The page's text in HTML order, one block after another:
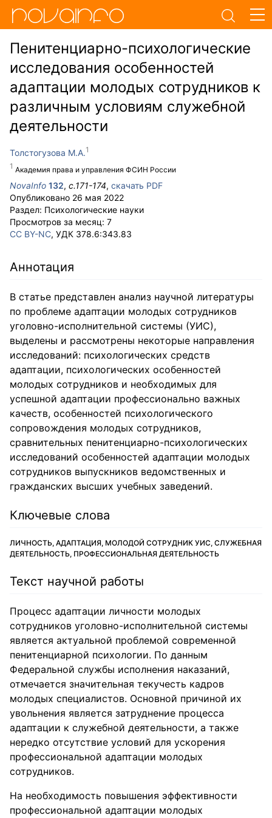
Пенитенциарно-психологические
исследования особенностей
адаптации молодых сотрудников к
различным условиям служебной
деятельности
Толстогузова М.А.
Академия права и управления ФСИН России
NovaInfo 132, с.171-174, скачать PDF
Опубликовано 26 мая 2022
Раздел: Психологические науки
Просмотров за месяц: 7
CC BY-NC, УДК 378.6:343.83
Аннотация
В статье представлен анализ научной литературы
по проблеме адаптации молодых сотрудников
уголовно-исполнительной системы (УИС),
выделены и рассмотрены некоторые направления
исследований: психологических средств
адаптации, психологических особенностей
молодых сотрудников и необходимых для
успешной адаптации профессионально важных
качеств, особенностей психологического
сопровождения молодых сотрудников,
сравнительных пенитенциарно-психологических
исследований особенностей адаптации молодых
сотрудников выпускников ведомственных и
гражданских высших учебных заведений.
Ключевые слова
ЛИЧНОСТЬ, АДАПТАЦИЯ, МОЛОДОЙ СОТРУДНИК УИС, СЛУЖЕБНАЯ
ДЕЯТЕЛЬНОСТЬ, ПРОФЕССИОНАЛЬНАЯ ДЕЯТЕЛЬНОСТЬ
Текст научной работы
Процесс адаптации личности молодых
сотрудников уголовно-исполнительной системы
является актуальной проблемой современной
пенитенциарной психологии. По данным
Федеральной службы исполнения наказаний,
отмечается значительная текучесть кадров
молодых специалистов. Основной причиной их
увольнения является затруднение процесса
адаптации к служебной деятельности, а также
нередко отсутствие условий для ускорения
профессиональной адаптации молодых
сотрудников.
На необходимость повышения эффективности
профессиональной адаптации молодых